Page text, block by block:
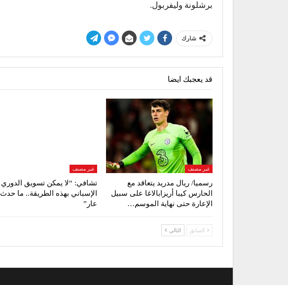
برشلونة وليفربول.
شارك
قد يعجبك ايضا
غير مصنف
رسميا/ ريال مدريد يتعاقد مع
الحارس كيبا أريزابالاغا على سبيل
الإعارة حتى نهاية الموسم…
غير مصنف
تشافي: “لا يمكن تسويق الدوري
الإسباني بهذه الطريقة.. ما حدث
عار”
السابق التالي